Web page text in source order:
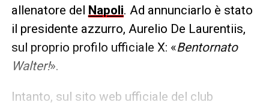
allenatore del Napoli. Ad annunciarlo è stato
il presidente azzurro, Aurelio De Laurentiis,
sul proprio profilo ufficiale X: «Bentornato
Walter!».
Intanto, sul sito web ufficiale del club